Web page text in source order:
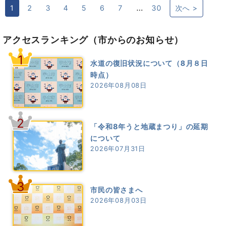
1 2 3 4 5 6 7 … 30 次へ >
アクセスランキング （市からのお知らせ）
1
水道の復旧状況について（8月８日
時点）
2026年08月08日
2
「令和8年うと地蔵まつり」の延期
について
2026年07月31日
3 市民の皆さまへ
2026年08月03日